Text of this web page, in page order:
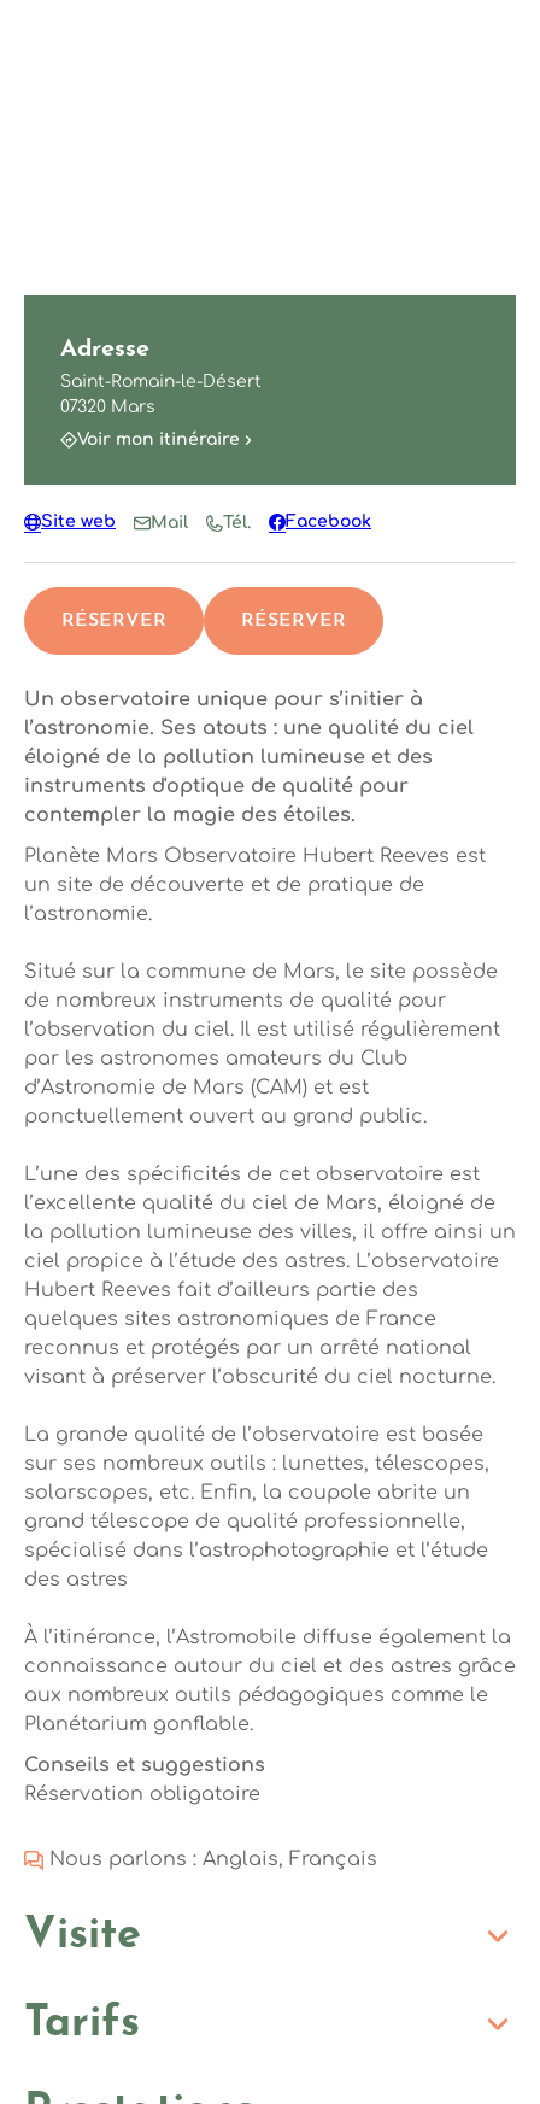
Un observatoire unique pour s’initier à
l’astronomie. Ses atouts : une qualité du ciel
éloigné de la pollution lumineuse et des
instruments d'optique de qualité pour
contempler la magie des étoiles.
Planète Mars Observatoire Hubert Reeves est
un site de découverte et de pratique de
l’astronomie.
Situé sur la commune de Mars, le site possède
de nombreux instruments de qualité pour
l’observation du ciel. Il est utilisé régulièrement
par les astronomes amateurs du Club
d’Astronomie de Mars (CAM) et est
ponctuellement ouvert au grand public.
L’une des spécificités de cet observatoire est
l’excellente qualité du ciel de Mars, éloigné de
la pollution lumineuse des villes, il offre ainsi un
ciel propice à l’étude des astres. L’observatoire
Hubert Reeves fait d’ailleurs partie des
quelques sites astronomiques de France
reconnus et protégés par un arrêté national
visant à préserver l’obscurité du ciel nocturne.
La grande qualité de l’observatoire est basée
sur ses nombreux outils : lunettes, télescopes,
solarscopes, etc. Enfin, la coupole abrite un
grand télescope de qualité professionnelle,
spécialisé dans l’astrophotographie et l’étude
des astres
À l’itinérance, l’Astromobile diffuse également la
connaissance autour du ciel et des astres grâce
aux nombreux outils pédagogiques comme le
Planétarium gonflable.
Conseils et suggestions
Réservation obligatoire
Nous parlons : Anglais, Français
Visite
Tarifs
Adresse
Saint-Romain-le-Désert
07320 Mars
Voir mon itinéraire
Site web Mail Tél. Facebook
RÉSERVER RÉSERVER